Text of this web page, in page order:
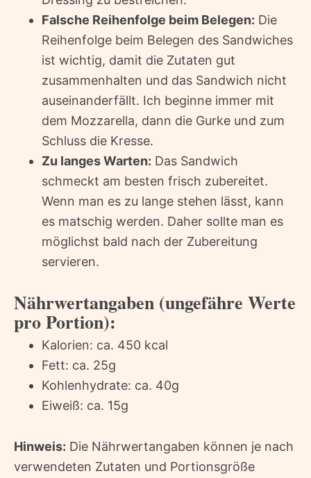
Falsche Reihenfolge beim Belegen: Die
Reihenfolge beim Belegen des Sandwiches
ist wichtig, damit die Zutaten gut
zusammenhalten und das Sandwich nicht
auseinanderfällt. Ich beginne immer mit
dem Mozzarella, dann die Gurke und zum
Schluss die Kresse.
Zu langes Warten: Das Sandwich
schmeckt am besten frisch zubereitet.
Wenn man es zu lange stehen lässt, kann
es matschig werden. Daher sollte man es
möglichst bald nach der Zubereitung
servieren.
Nährwertangaben (ungefähre Werte
pro Portion):
Kalorien: ca. 450 kcal
Fett: ca. 25g
Kohlenhydrate: ca. 40g
Eiweiß: ca. 15g
Hinweis: Die Nährwertangaben können je nach
verwendeten Zutaten und Portionsgröße